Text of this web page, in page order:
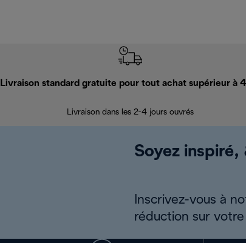
Livraison standard gratuite pour tout achat supérieur à
Livraison dans les 2-4 jours ouvrés
Soyez inspiré,
Inscrivez-vous à
réduction sur